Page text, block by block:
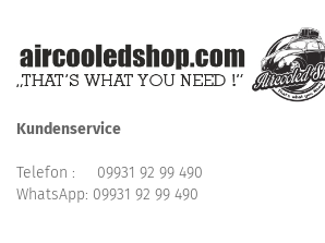
Kundenservice
Telefon : 09931 92 99 490
WhatsApp: 09931 92 99 490